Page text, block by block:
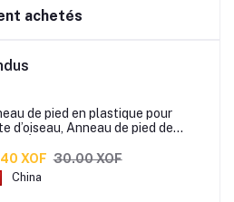
achetés
de pied en plastique pour
d’oiseau, Anneau de pied de
oiseaux
XOF 30.00 XOF
China